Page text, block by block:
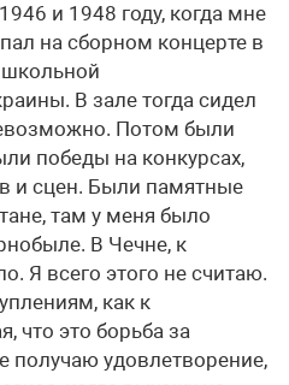
и 1948 году, когда мне
на сборном концерте в
школьной
В зале тогда сидел
Потом были
победы на конкурсах,
и сцен. Были памятные
там у меня было
В Чечне, к
Я всего этого не считаю.
как к
что это борьба за
получаю удовлетворение,